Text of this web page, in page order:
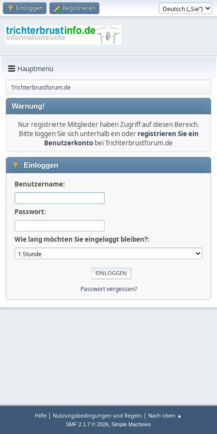
Einloggen Registrieren
Hauptmenü
Trichterbrustforum.de
Warnung!
Nur registrierte Mitglieder haben Zugriff auf diesen Bereich.
Bitte loggen Sie sich unterhalb ein oder registrieren Sie ein
Benutzerkonto bei Trichterbrustforum.de
Einloggen
Benutzername:
Passwort:
Wie lang möchten Sie eingeloggt bleiben?:
Passwort vergessen?
Hilfe | Nutzungsbedingungen und Regeln | Nach oben ▲
SMF 2.1.7 © 2026, Simple Machines